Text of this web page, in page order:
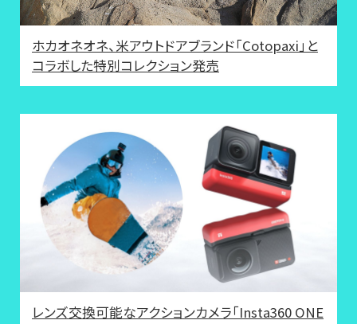
ホカオネオネ、米アウトドアブランド「Cotopaxi」と
コラボした特別コレクション発売
レンズ交換可能なアクションカメラ「Insta360 ONE